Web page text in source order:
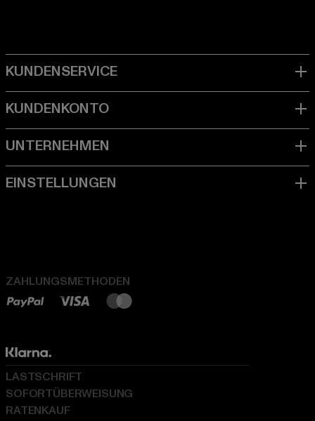
ZAHLUNGSMETHODEN
LASTSCHRIFT
SOFORTÜBERWEISUNG
RATENKAUF